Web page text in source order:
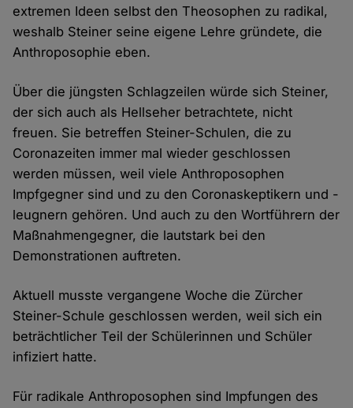
extremen Ideen selbst den Theosophen zu radikal,
weshalb Steiner seine eigene Lehre gründete, die
Anthroposophie eben.
Über die jüngsten Schlagzeilen würde sich Steiner,
der sich auch als Hellseher betrachtete, nicht
freuen. Sie betreffen Steiner-Schulen, die zu
Coronazeiten immer mal wieder geschlossen
werden müssen, weil viele Anthroposophen
Impfgegner sind und zu den Coronaskeptikern und -
leugnern gehören. Und auch zu den Wortführern der
Maßnahmengegner, die lautstark bei den
Demonstrationen auftreten.
Aktuell musste vergangene Woche die Zürcher
Steiner-Schule geschlossen werden, weil sich ein
beträchtlicher Teil der Schülerinnen und Schüler
infiziert hatte.
Für radikale Anthroposophen sind Impfungen des